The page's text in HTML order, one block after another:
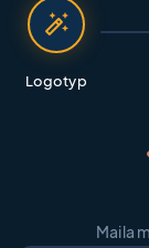
auto_fix_high
Logotyp
Maila